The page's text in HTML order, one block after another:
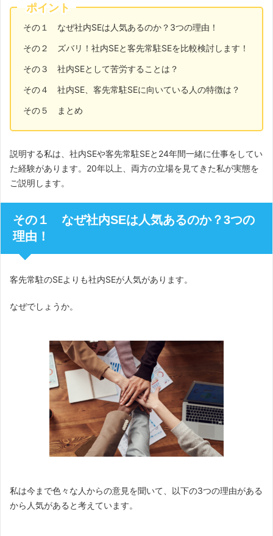
ポイント
その１ なぜ社内SEは人気あるのか？3つの理由！
その２ ズバリ！社内SEと客先常駐SEを比較検討します！
その３ 社内SEとして苦労することは？
その４ 社内SE、客先常駐SEに向いている人の特徴は？
その５ まとめ
説明する私は、社内SEや客先常駐SEと24年間一緒に仕事をしてい
た経験があります。20年以上、両方の立場を見てきた私が実態を
ご説明します。
その１ なぜ社内SEは人気あるのか？3つの
理由！
客先常駐のSEよりも社内SEが人気があります。
なぜでしょうか。
私は今まで色々な人からの意見を聞いて、以下の3つの理由がある
から人気があると考えています。